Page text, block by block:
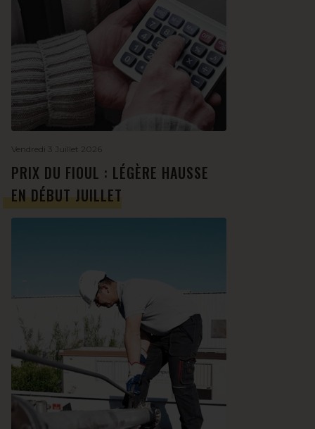
Vendredi 3 Juillet 2026
PRIX DU FIOUL : LÉGÈRE HAUSSE
EN DÉBUT JUILLET